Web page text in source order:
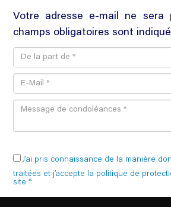
Votre adresse e-mail ne sera
champs obligatoires sont
J’ai pris connaissance de la manière
traitées et j’accepte la politique de
site *